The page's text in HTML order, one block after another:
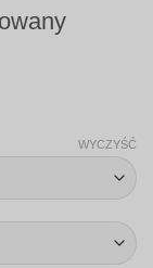
WYCZYŚĆ